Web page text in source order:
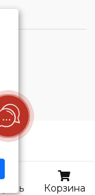
Корзина